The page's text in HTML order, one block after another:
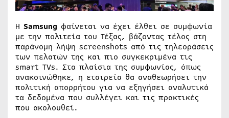
H Samsung φαίνεται να έχει έλθει σε συμφωνία
με την πολιτεία του Τέξας, βάζοντας τέλος στη
παράνομη λήψη screenshots από τις τηλεοράσεις
των πελατών της και πιο συγκεκριμένα τις
smart TVs. Στα πλαίσια της συμφωνίας, όπως
ανακοινώθηκε, η εταιρεία θα αναθεωρήσει την
πολιτική απορρήτου για να εξηγήσει αναλυτικά
τα δεδομένα που συλλέγει και τις πρακτικές
που ακολουθεί.